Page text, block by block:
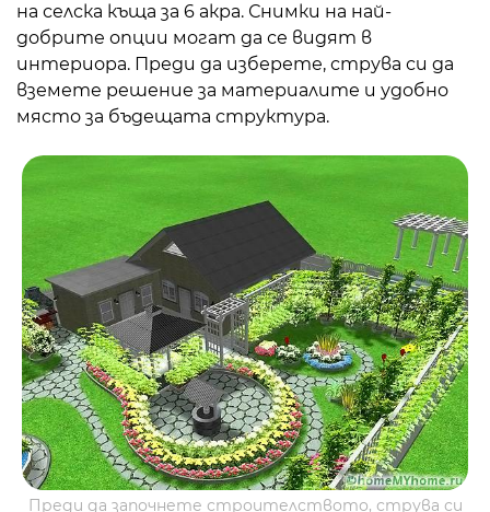
на селска къща за 6 акра. Снимки на най-
добрите опции могат да се видят в
интериора. Преди да изберете, струва си да
вземете решение за материалите и удобно
място за бъдещата структура.
Преди да започнете строителството, струва си